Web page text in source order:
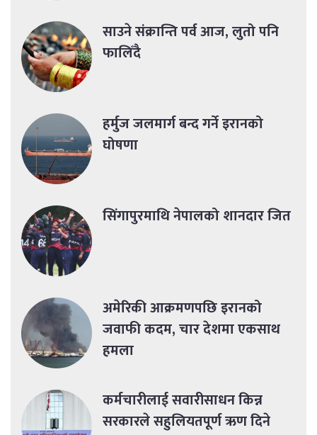
साउने संक्रान्ति पर्व आज, लुतो पनि
फालिँदै
हर्मुज जलमार्ग बन्द गर्ने इरानको
घोषणा
सिंगापुरमाथि नेपालको शानदार जित
अमेरिकी आक्रमणपछि इरानको
जवाफी कदम, चार देशमा एकसाथ
हमला
कर्मचारीलाई सवारीसाधन किन्न
सरकारले सहुलियतपूर्ण ऋण दिने